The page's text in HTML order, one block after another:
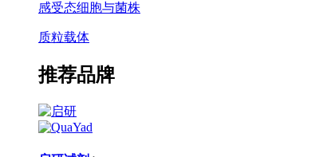
感受态细胞与菌株
质粒载体
推荐品牌